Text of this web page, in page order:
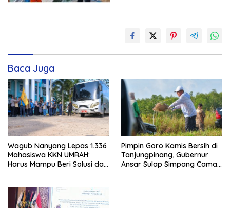
Baca Juga
Wagub Nanyang Lepas 1.336
Mahasiswa KKN UMRAH:
Harus Mampu Beri Solusi dan
Pimpin Goro Kamis Bersih di
Tanjungpinang, Gubernur
Ansar Sulap Simpang Camat